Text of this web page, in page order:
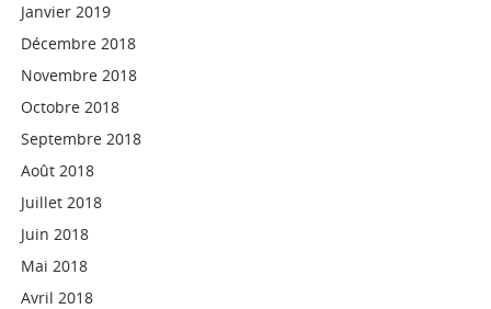
Janvier 2019
Décembre 2018
Novembre 2018
Octobre 2018
Septembre 2018
Août 2018
Juillet 2018
Juin 2018
Mai 2018
Avril 2018